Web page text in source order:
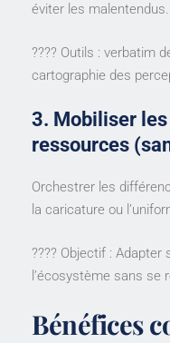
éviter les malentendus.
???? Outils : verbatim
cartographie des
3. Mobiliser
ressources
Orchestrer les
la caricature ou
???? Objectif :
l’écosystème sans se
Bénéfices